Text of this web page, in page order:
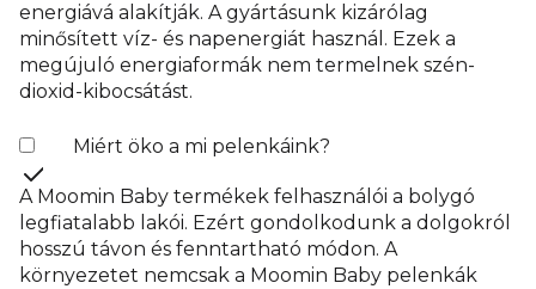
energiává alakítják. A gyártásunk kizárólag
minősített víz- és napenergiát használ. Ezek a
megújuló energiaformák nem termelnek szén-
dioxid-kibocsátást.
Miért öko a mi pelenkáink?
A Moomin Baby termékek felhasználói a bolygó
legfiatalabb lakói. Ezért gondolkodunk a dolgokról
hosszú távon és fenntartható módon. A
környezetet nemcsak a Moomin Baby pelenkák